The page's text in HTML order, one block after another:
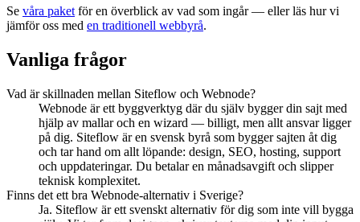
Se våra paket för en överblick av vad som ingår — eller läs hur vi
jämför oss med en traditionell webbyrå.
Vanliga frågor
Vad är skillnaden mellan Siteflow och Webnode?
Webnode är ett byggverktyg där du själv bygger din sajt med
hjälp av mallar och en wizard — billigt, men allt ansvar ligger
på dig. Siteflow är en svensk byrå som bygger sajten åt dig
och tar hand om allt löpande: design, SEO, hosting, support
och uppdateringar. Du betalar en månadsavgift och slipper
teknisk komplexitet.
Finns det ett bra Webnode-alternativ i Sverige?
Ja. Siteflow är ett svenskt alternativ för dig som inte vill bygga